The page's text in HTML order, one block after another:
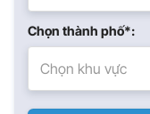
Chọn thành phố*:
Chọn khu vực